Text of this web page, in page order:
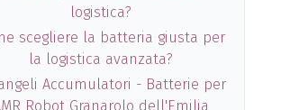
logistica?
scegliere la batteria giusta per
la logistica avanzata?
Accumulatori - Batterie per
Robot Granarolo dell'Emilia